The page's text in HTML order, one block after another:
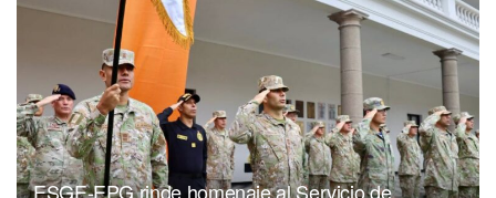
ESGE-EPG rinde homenaje al Servicio de